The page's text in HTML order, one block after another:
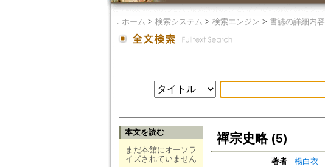
． ホーム > 検索システム > 検索エンジン > 書誌の詳細内容
本文を読む
まだ本館にオーソラ
イズされていません
禪宗史略 (5)
著者
楊白衣